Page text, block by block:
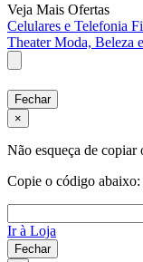
Veja Mais Ofertas
Celulares e Telefonia
TheaterModa, Beleza
Fechar
×
Não esqueça de copiar
Copie o código abaixo:
Ir à Loja
Fechar